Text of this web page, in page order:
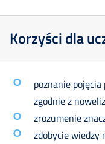
Korzyści dla
poznanie
zgodnie z
zrozumenie
zdobycie wiedzy